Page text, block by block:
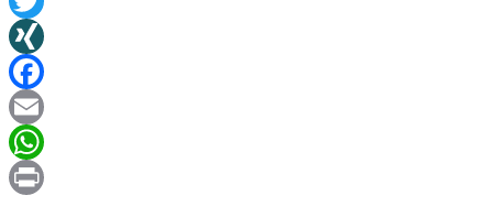
Twitter
XING
Facebook
Email
WhatsApp